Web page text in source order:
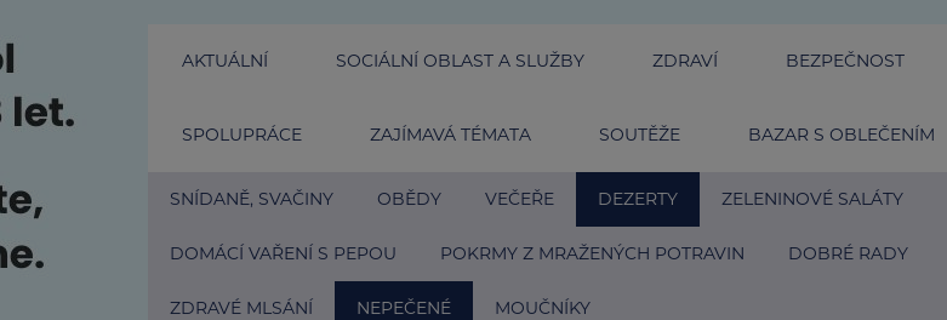
AKTUÁLNÍ SOCIÁLNÍ OBLAST A SLUŽBY ZDRAVÍ BEZPEČNOST
SPOLUPRÁCE ZAJÍMAVÁ TÉMATA SOUTĚŽE BAZAR S OBLEČENÍM
SNÍDANĚ, SVAČINY OBĚDY VEČEŘE DEZERTY ZELENINOVÉ SALÁTY
DOMÁCÍ VAŘENÍ S PEPOU POKRMY Z MRAŽENÝCH POTRAVIN DOBRÉ RADY
ZDRAVÉ MLSÁNÍ NEPEČENÉ MOUČNÍKY